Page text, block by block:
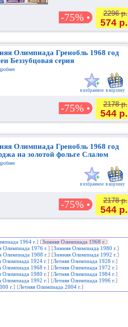
-75% • 2296 р.
574 р.
Олимпиада Гренобль 1968 год
Беззубцовая серия
в избранное в корзину
-75% • 2178 р.
544 р.
Олимпиада Гренобль 1968 год
на золотой фольге Слалом
в избранное в корзину
-75% • 2178 р.
544 р.
1964 г.] [Зимняя Олимпиада 1968 г.]
Олимпиада 1976 г.] [Зимняя Олимпиада 1980 г.]
Олимпиада 1988 г.] [Зимняя Олимпиада 1992 г.]
Олимпиада 1924 г.] [Летняя Олимпиада 1928 г.]
Олимпиада 1968 г.] [Летняя Олимпиада 1972 г.]
Олимпиада 1980 г.] [Летняя Олимпиада 1984 г.]
Олимпиада 1992 г.] [Летняя Олимпиада 1996 г.]
г.] [Летняя Олимпиада 2004 г.]